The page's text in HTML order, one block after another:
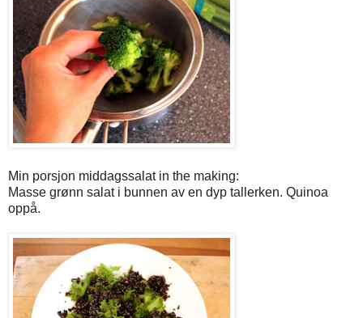
Min porsjon middagssalat in the making:
Masse grønn salat i bunnen av en dyp tallerken. Quinoa
oppå.